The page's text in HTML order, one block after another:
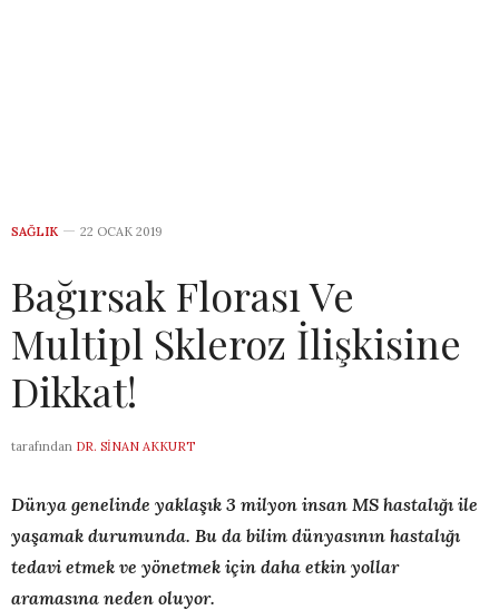
SAĞLIK 22 OCAK 2019
Bağırsak Florası Ve
Multipl Skleroz İlişkisine
Dikkat!
tarafından DR. SINAN AKKURT
Dünya genelinde yaklaşık 3 milyon insan MS hastalığı ile
yaşamak durumunda. Bu da bilim dünyasının hastalığı
tedavi etmek ve yönetmek için daha etkin yollar
aramasına neden oluyor.